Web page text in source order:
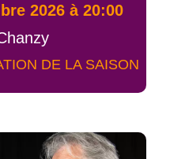
2026 à 20:00
DE LA SAISON